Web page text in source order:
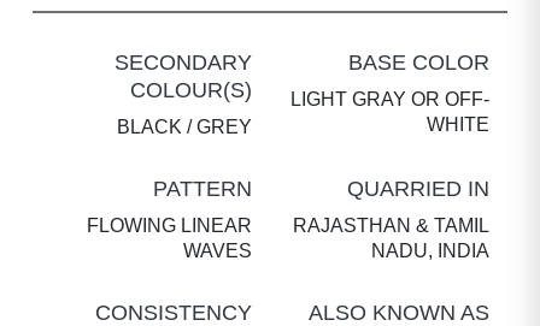
BASE COLOR
LIGHT GRAY OR OFF-
WHITE
SECONDARY
COLOUR(S)
BLACK / GREY
QUARRIED IN
RAJASTHAN & TAMIL
NADU, INDIA
PATTERN
FLOWING LINEAR
WAVES
ALSO KNOWN AS
CONSISTENCY